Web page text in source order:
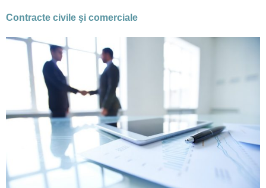
Contracte civile şi comerciale